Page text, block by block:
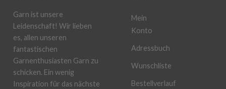
Garn ist unsere
Leidenschaft! Wir lieben
es, allen unseren
fantastischen
Garnenthusiasten Garn zu
schicken. Ein wenig
Inspiration für das nächste
Mein
Konto
Adressbuch
Wunschliste
Bestellverlauf